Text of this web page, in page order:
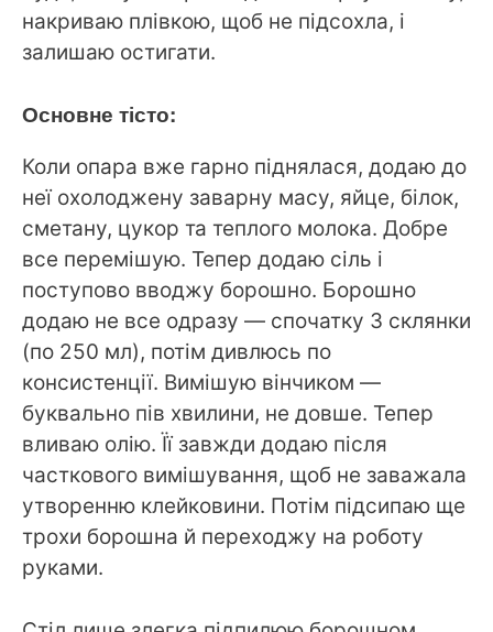
накриваю плівкою, щоб не підсохла, і
залишаю остигати.
Основне тісто:
Коли опара вже гарно піднялася, додаю до
неї охолоджену заварну масу, яйце, білок,
сметану, цукор та теплого молока. Добре
все перемішую. Тепер додаю сіль і
поступово вводжу борошно. Борошно
додаю не все одразу — спочатку 3 склянки
(по 250 мл), потім дивлюсь по
консистенції. Вимішую вінчиком —
буквально пів хвилини, не довше. Тепер
вливаю олію. Її завжди додаю після
часткового вимішування, щоб не заважала
утворенню клейковини. Потім підсипаю ще
трохи борошна й переходжу на роботу
руками.